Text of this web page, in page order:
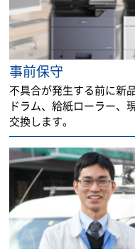
事前保守
不具合が発生する前に新
ドラム、給紙ローラー、
交換します。